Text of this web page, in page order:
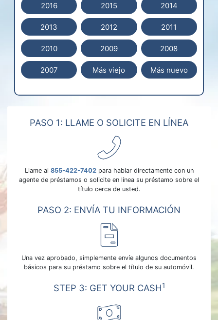
2016 2015 2014
2013 2012 2011
2010 2009 2008
2007 Más viejo Más nuevo
PASO 1: LLAME O SOLICITE EN LÍNEA
Llame al 855-422-7402para hablar directamente con un
agente de préstamos o solicite en línea su préstamo sobre el
título cerca de usted.
PASO 2: ENVÍA TU INFORMACIÓN
Una vez aprobado, simplemente envíe algunos documentos
básicos para su préstamo sobre el título de su automóvil.
STEP 3: GET YOUR CASH1